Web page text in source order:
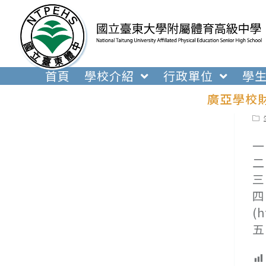
內
首頁 學校介紹 行政單位 學
廣亞學校